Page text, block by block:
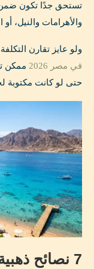
تستحق جدًا تكون
والأهرامات والنيل،
ولو عايز تقارن
في مصر 2026
ممكن
حتى لو كانت مكتوبة
7 نصائح